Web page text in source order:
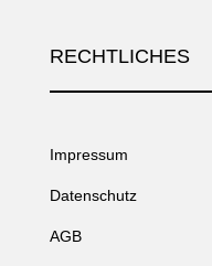
RECHTLICHES
Impressum
Datenschutz
AGB